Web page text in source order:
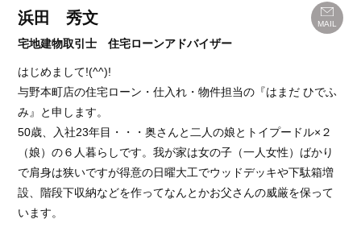
浜田 秀文 MAIL
宅地建物取引士 住宅ローンアドバイザー
はじめまして!(^^)!
与野本町店の住宅ローン・仕入れ・物件担当の『はまだ ひでふ
み』と申します。
50歳、入社23年目・・・奥さんと二人の娘とトイプードル×２
（娘）の６人暮らしです。我が家は女の子（一人女性）ばかり
で肩身は狭いですが得意の日曜大工でウッドデッキや下駄箱増
設、階段下収納などを作ってなんとかお父さんの威厳を保って
います。